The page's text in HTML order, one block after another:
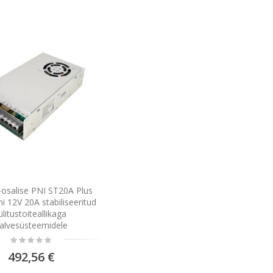
PNI ST20A Plus
12V 20A stabiliseeritud
Rating:
0%
492,56 €